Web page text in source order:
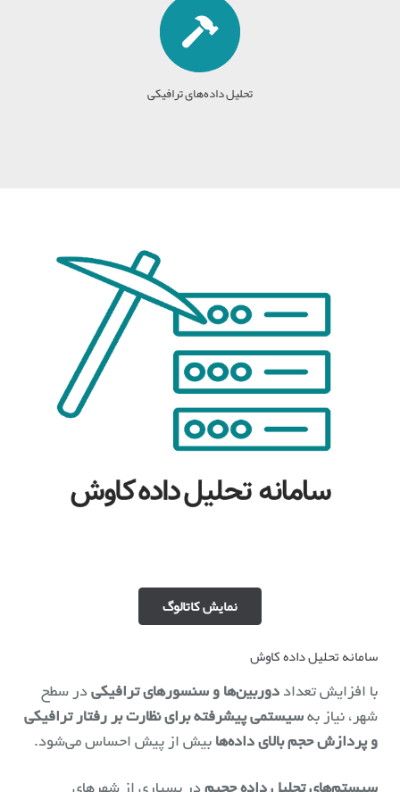
تحلیل داده‌های ترافیکی
نمایش کاتالوگ
سامانه تحلیل داده کاوش
با افزایش تعداد دوربین‌ها و سنسورهای ترافیکی در سطح
شهر، نیاز به سیستمی پیشرفته برای نظارت بر رفتار ترافیکی
و پردازش حجم بالای داده‌ها بیش از پیش احساس می‌شود.